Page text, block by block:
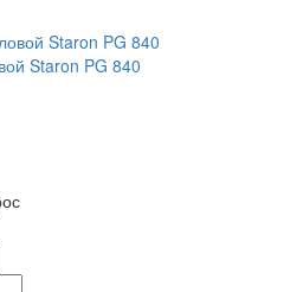
Staron PG 840